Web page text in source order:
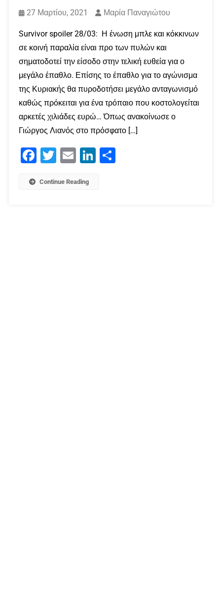
27 Μαρτίου, 2021
Μαρία Παναγιώτου
Survivor spoiler 28/03: Η ένωση μπλε και κόκκινων
σε κοινή παραλία είναι προ των πυλών και
σηματοδοτεί την είσοδο στην τελική ευθεία για ο
μεγάλο έπαθλο. Επίσης το έπαθλο για το αγώνισμα
της Κυριακής θα πυροδοτήσει μεγάλο ανταγωνισμό
καθώς πρόκειται για ένα τρόπαιο που κοστολογείται
αρκετές χιλιάδες ευρώ… Όπως ανακοίνωσε ο
Γιώργος Λιανός στο πρόσφατο […]
Facebook
Twitter Email LinkedIn
Continue Reading